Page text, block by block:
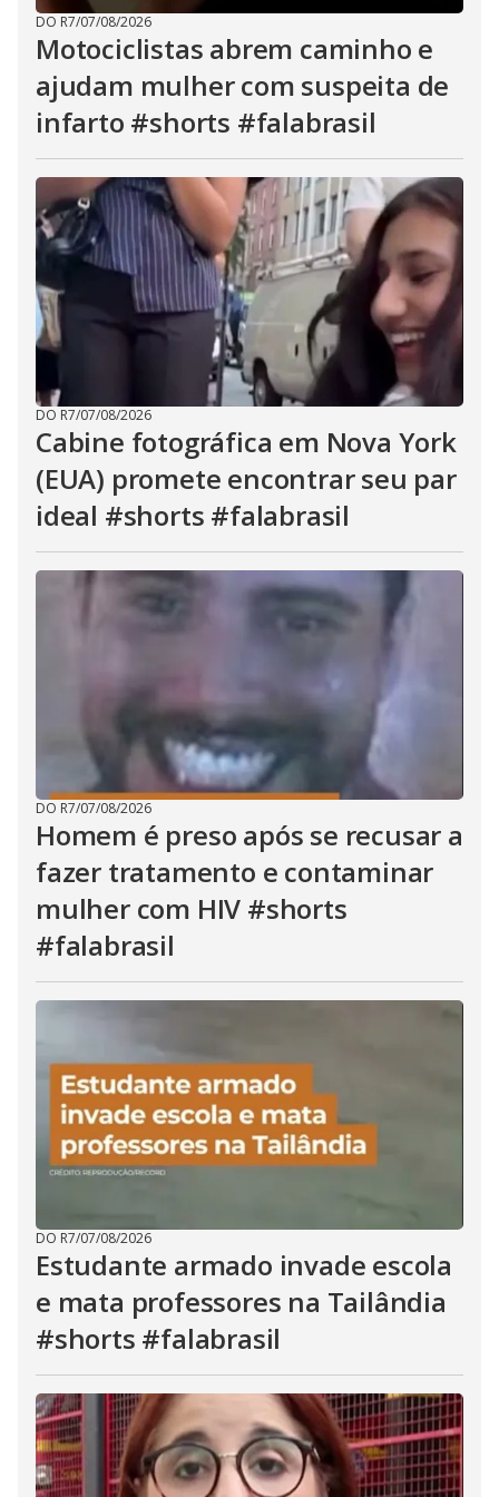
DO R7/07/08/2026
Motociclistas abrem caminho e
ajudam mulher com suspeita de
infarto #shorts #falabrasil
DO R7/07/08/2026
Cabine fotográfica em Nova York
(EUA) promete encontrar seu par
ideal #shorts #falabrasil
DO R7/07/08/2026
Homem é preso após se recusar a
fazer tratamento e contaminar
mulher com HIV #shorts
#falabrasil
DO R7/07/08/2026
Estudante armado invade escola
e mata professores na Tailândia
#shorts #falabrasil